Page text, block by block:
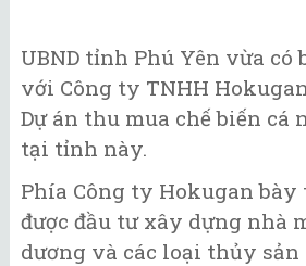
UBND tỉnh Phú Yên vừa có
với Công ty TNHH
Dự án thu mua chế biến cá
tại tỉnh này.
Phía Công ty Hokugan bày
được đầu tư xây dựng nhà
dương và các loại thủy